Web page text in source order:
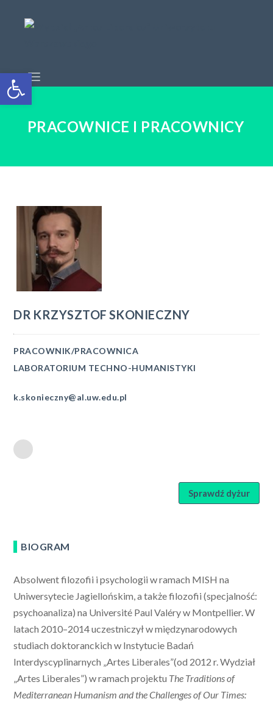
Open toolbar
PRACOWNICE I PRACOWNICY
DR KRZYSZTOF SKONIECZNY
PRACOWNIK/PRACOWNICA
LABORATORIUM TECHNO-HUMANISTYKI
k.skonieczny@al.uw.edu.pl
Sprawdź dyżur
BIOGRAM
Absolwent filozofii i psychologii w ramach MISH na
Uniwersytecie Jagiellońskim, a także filozofii (specjalność:
psychoanaliza) na Université Paul Valéry w Montpellier. W
latach 2010–2014 uczestniczył w międzynarodowych
studiach doktoranckich w Instytucie Badań
Interdyscyplinarnych „Artes Liberales”(od 2012 r. Wydział
„Artes Liberales”) w ramach projektu The Traditions of
Mediterranean Humanism and the Challenges of Our Times: